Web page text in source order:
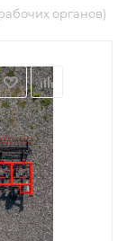
органов)